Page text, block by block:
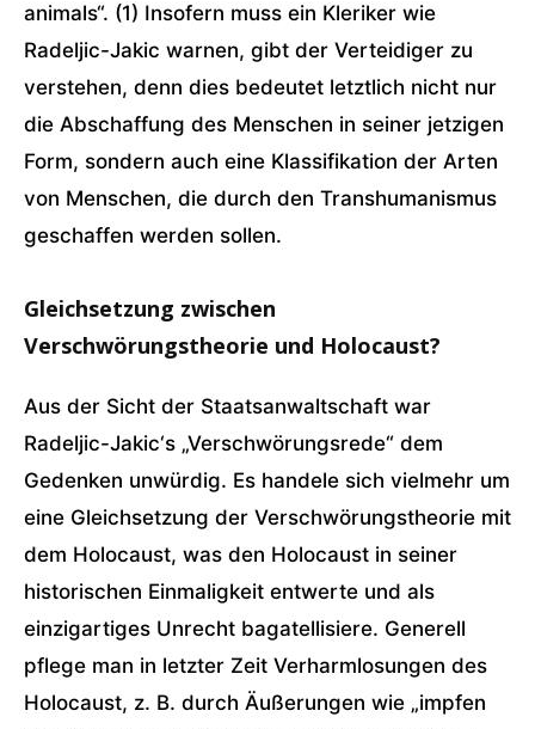
animals“. (1) Insofern muss ein Kleriker wie
Radeljic-Jakic warnen, gibt der Verteidiger zu
verstehen, denn dies bedeutet letztlich nicht nur
die Abschaffung des Menschen in seiner jetzigen
Form, sondern auch eine Klassifikation der Arten
von Menschen, die durch den Transhumanismus
geschaffen werden sollen.
Gleichsetzung zwischen
Verschwörungstheorie und Holocaust?
Aus der Sicht der Staatsanwaltschaft war
Radeljic-Jakic‘s „Verschwörungsrede“ dem
Gedenken unwürdig. Es handele sich vielmehr um
eine Gleichsetzung der Verschwörungstheorie mit
dem Holocaust, was den Holocaust in seiner
historischen Einmaligkeit entwerte und als
einzigartiges Unrecht bagatellisiere. Generell
pflege man in letzter Zeit Verharmlosungen des
Holocaust, z. B. durch Äußerungen wie „impfen